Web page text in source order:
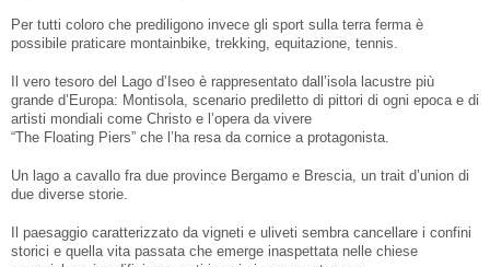
Per tutti coloro che prediligono invece gli sport sulla terra ferma è
possibile praticare montainbike, trekking, equitazione, tennis.
Il vero tesoro del Lago d’Iseo è rappresentato dall’isola lacustre più
grande d’Europa: Montisola, scenario prediletto di pittori di ogni epoca e di
artisti mondiali come Christo e l’opera da vivere
“The Floating Piers” che l’ha resa da cornice a protagonista.
Un lago a cavallo fra due province Bergamo e Brescia, un trait d’union di
due diverse storie.
Il paesaggio caratterizzato da vigneti e uliveti sembra cancellare i confini
storici e quella vita passata che emerge inaspettata nelle chiese